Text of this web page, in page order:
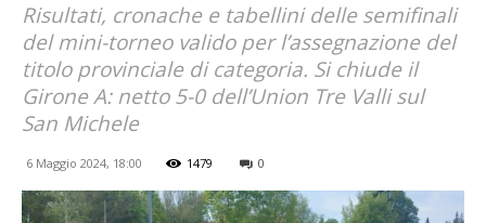
Risultati, cronache e tabellini delle semifinali
del mini-torneo valido per l’assegnazione del
titolo provinciale di categoria. Si chiude il
Girone A: netto 5-0 dell’Union Tre Valli sul
San Michele
6 Maggio 2024, 18:00 1479 0